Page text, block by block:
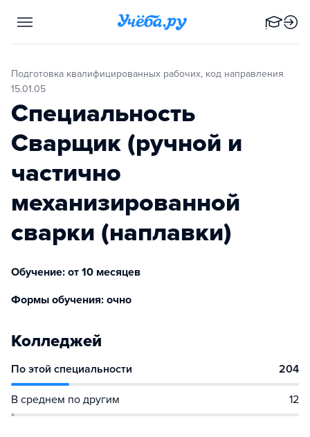
Подготовка квалифицированных рабочих, код направления
15.01.05
Специальность
Сварщик (ручной и
частично
механизированной
сварки (наплавки)
Обучение: от 10 месяцев
Формы обучения: очно
Колледжей
По этой специальности 204
В среднем по другим 12